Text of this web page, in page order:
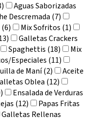
Aguas Saborizadas
Descremada (7)
Mix Sofritos (1)
Galletas Crackers
Spaghettis (18)
Mix
Especiales (11)
de Maní (2)
Aceite
Oblea (12)
Ensalada de Verduras
(12)
Papas Fritas
Galletas Rellenas